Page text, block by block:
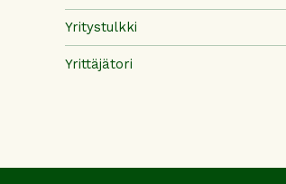
Yritystulkki
Yrittäjätori